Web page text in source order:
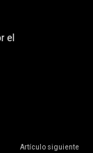
el
Artículo siguiente